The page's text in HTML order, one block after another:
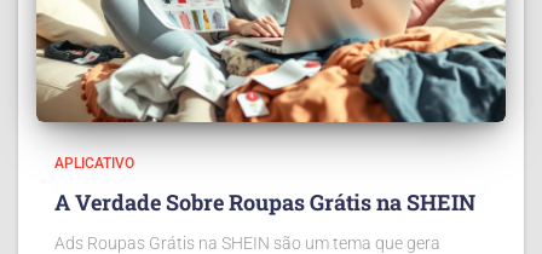
APLICATIVO
A Verdade Sobre Roupas Grátis na SHEIN
Ads Roupas Grátis na SHEIN são um tema que gera